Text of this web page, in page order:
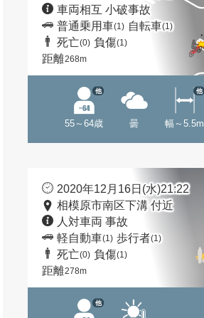
車両相互 小破事故
普通乗用車(1) 自転車(1)
死亡(0) 負傷(1)
距離268m
55～64歳
他
曇 幅～5.5m
他
2020年12月16日(水)21:22
相模原市南区下溝 付近
人対車両 事故
軽自動車(1) 歩行者(1)
死亡(0) 負傷(1)
距離278m
他